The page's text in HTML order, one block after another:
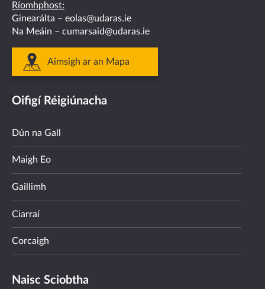
Ríomhphost:
Ginearálta – eolas@udaras.ie
Na Meáin – cumarsaid@udaras.ie
Aimsigh ar an Mapa
Oifigí Réigiúnacha
Dún na Gall
Maigh Eo
Gaillimh
Ciarraí
Corcaigh
Naisc Sciobtha